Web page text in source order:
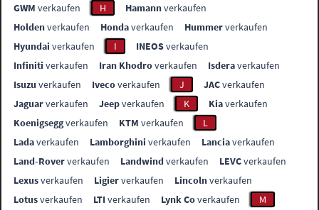
GWM verkaufen H Hamannverkaufen
Holdenverkaufen Hondaverkaufen Hummerverkaufen
Hyundai verkaufen I INEOSverkaufen
Infiniti verkaufen Iran Khodroverkaufen Isderaverkaufen
Isuzu verkaufen Ivecoverkaufen J JACverkaufen
Jaguarverkaufen Jeepverkaufen K Kiaverkaufen
Koenigseggverkaufen KTM verkaufen
L
Ladaverkaufen Lamborghini verkaufen Lanciaverkaufen
Land-Roververkaufen Landwindverkaufen LEVCverkaufen
Lexusverkaufen Ligierverkaufen Lincolnverkaufen
Lotusverkaufen LTIverkaufen Lynk Coverkaufen
M